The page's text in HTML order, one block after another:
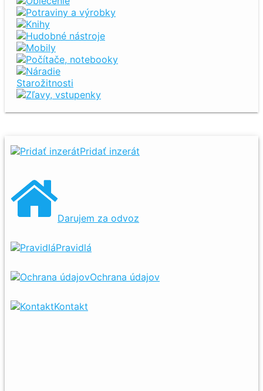
Potraviny a výrobky
Knihy
Hudobné nástroje
Mobily
Počítače, notebooky
Náradie
Starožitnosti
Zľavy, vstupenky
Pridať inzerát
Darujem za odvoz
Pravidlá
Ochrana údajov
Kontakt